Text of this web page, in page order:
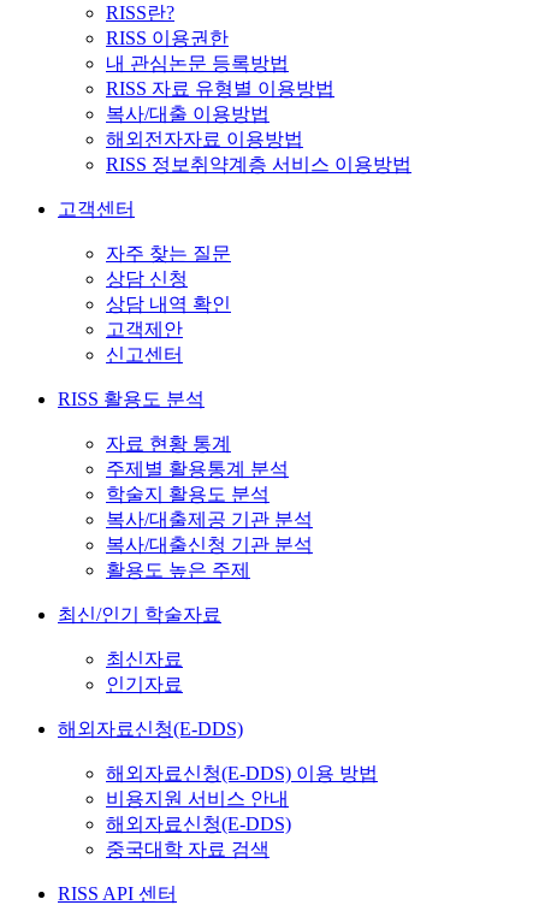
RISS란?
RISS 이용권한
내 관심논문 등록방법
RISS 자료 유형별 이용방법
복사/대출 이용방법
해외전자자료 이용방법
RISS 정보취약계층 서비스 이용방법
고객센터
자주 찾는 질문
상담 신청
상담 내역 확인
고객제안
신고센터
RISS 활용도 분석
자료 현황 통계
주제별 활용통계 분석
학술지 활용도 분석
복사/대출제공 기관 분석
복사/대출신청 기관 분석
활용도 높은 주제
최신/인기 학술자료
최신자료
인기자료
해외자료신청(E-DDS)
해외자료신청(E-DDS) 이용 방법
비용지원 서비스 안내
해외자료신청(E-DDS)
중국대학 자료 검색
RISS API 센터